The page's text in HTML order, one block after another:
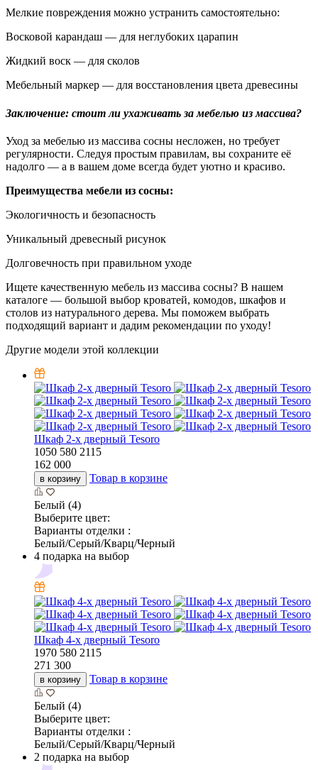
Мелкие повреждения можно устранить самостоятельно:
Восковой карандаш — для неглубоких царапин
Жидкий воск — для сколов
Мебельный маркер — для восстановления цвета древесины
Заключение: стоит ли ухаживать за мебелью из массива?
Уход за мебелью из массива сосны несложен, но требует
регулярности. Следуя простым правилам, вы сохраните её
надолго — а в вашем доме всегда будет уютно и красиво.
Преимущества мебели из сосны:
Экологичность и безопасность
Уникальный древесный рисунок
Долговечность при правильном уходе
Ищете качественную мебель из массива сосны? В нашем
каталоге — большой выбор кроватей, комодов, шкафов и
столов из натурального дерева. Мы поможем выбрать
подходящий вариант и дадим рекомендации по уходу!
Другие модели этой коллекции
Шкаф 2-х дверный Tesoro
1050 580 2115
162 000
в корзину Товар в корзине
Белый (4)
Выберите цвет:
Варианты отделки :
Белый/Серый/Кварц/Черный
4 подарка на выбор
Шкаф 4-х дверный Tesoro
1970 580 2115
271 300
в корзину Товар в корзине
Белый (4)
Выберите цвет:
Варианты отделки :
Белый/Серый/Кварц/Черный
2 подарка на выбор